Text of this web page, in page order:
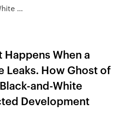
...
Happens When a
Leaks. How Ghost of
and-White
Development